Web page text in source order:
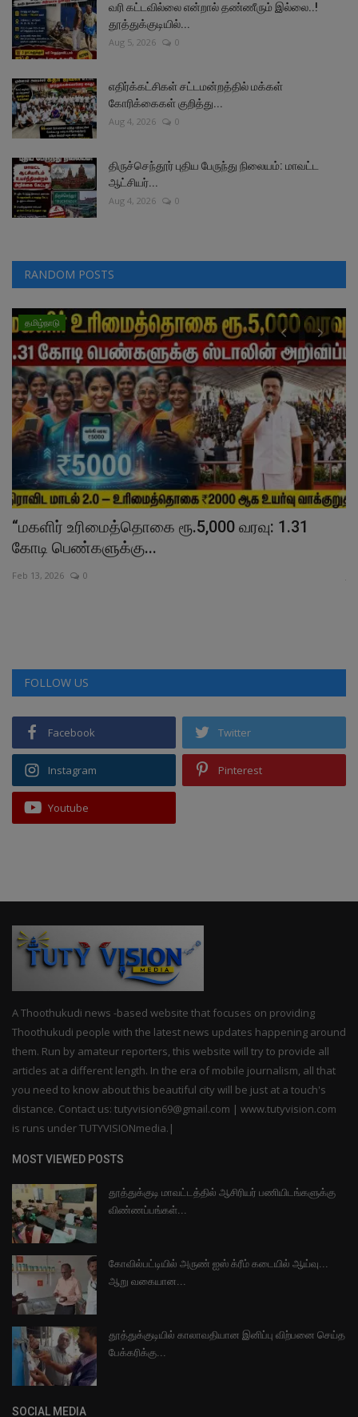
வரி கட்டவில்லை என்றால் தண்ணீரும் இல்லை..!
தூத்துக்குடியில்...
Aug 5, 2026 0
எதிர்க்கட்சிகள் சட்டமன்றத்தில் மக்கள்
கோரிக்கைகள் குறித்து...
Aug 4, 2026 0
திருச்செந்தூர் புதிய பேருந்து நிலையம்: மாவட்ட
ஆட்சியர்...
Aug 4, 2026 0
RANDOM POSTS
தமிழ்நாடு
“மகளிர் உரிமைத்தொகை ரூ.5,000 வரவு: 1.31
கோடி பெண்களுக்கு...
Feb 13, 2026 0
FOLLOW US
Facebook Twitter
Instagram Pinterest
Youtube
A Thoothukudi news -based website that focuses on providing
Thoothukudi people with the latest news updates happening around
them. Run by amateur reporters, this website will try to provide all
articles at a different length. In the era of mobile journalism, all that
you need to know about this beautiful city will be just at a touch's
distance. Contact us: tutyvision69@gmail.com | www.tutyvision.com
is runs under TUTYVISIONmedia.|
MOST VIEWED POSTS
தூத்துக்குடி மாவட்டத்தில் ஆசிரியர் பணியிடங்களுக்கு
விண்ணப்பங்கள்...
கோவில்பட்டியில் அருண் ஐஸ் க்ரீம் கடையில் ஆய்வு...
ஆறு வகையான...
தூத்துக்குடியில் காலாவதியான இனிப்பு விற்பனை செய்த
பேக்கரிக்கு...
SOCIAL MEDIA